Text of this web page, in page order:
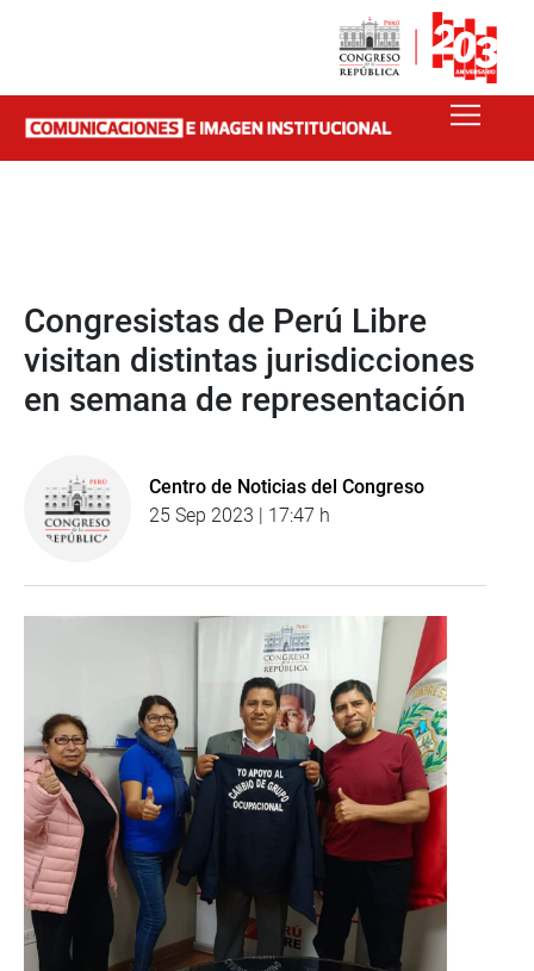
Congresistas de Perú Libre
visitan distintas jurisdicciones
en semana de representación
Centro de Noticias del Congreso
25 Sep 2023 | 17:47 h